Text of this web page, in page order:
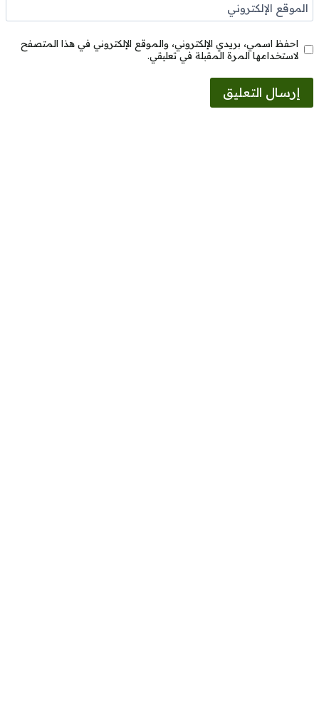
الموقع الإلكتروني
احفظ اسمي، بريدي الإلكتروني، والموقع الإلكتروني في هذا المتصفح
لاستخدامها المرة المقبلة في تعليقي.